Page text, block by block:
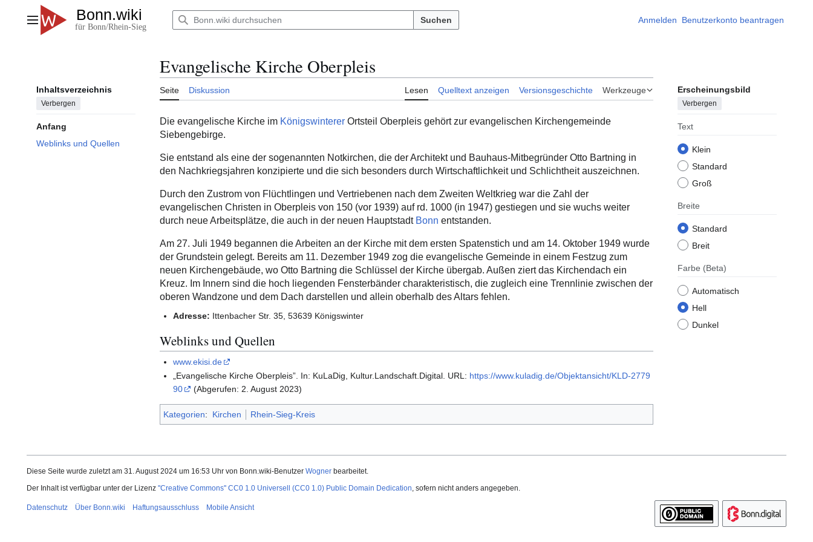
springenHauptmenü Suchen Anmelden Benutzerkonto beantragen
Inhaltsverzeichnis
Verbergen
Anfang
Weblinks und Quellen
Evangelische Kirche Oberpleis
Seite Diskussion Lesen Quelltext anzeigen Versionsgeschichte Werkzeuge Erscheinungsbild
Verbergen
Text
Klein
Standard
Groß
Breite
Standard
Breit
Farbe (Beta)
Automatisch
Hell
Dunkel
Die evangelische Kirche im Königswinterer Ortsteil Oberpleis gehört zur evangelischen Kirchengemeinde
Siebengebirge.
Sie entstand als eine der sogenannten Notkirchen, die der Architekt und Bauhaus-Mitbegründer Otto Bartning in
den Nachkriegsjahren konzipierte und die sich besonders durch Wirtschaftlichkeit und Schlichtheit auszeichnen.
Durch den Zustrom von Flüchtlingen und Vertriebenen nach dem Zweiten Weltkrieg war die Zahl der
evangelischen Christen in Oberpleis von 150 (vor 1939) auf rd. 1000 (in 1947) gestiegen und sie wuchs weiter
durch neue Arbeitsplätze, die auch in der neuen Hauptstadt Bonn entstanden.
Am 27. Juli 1949 begannen die Arbeiten an der Kirche mit dem ersten Spatenstich und am 14. Oktober 1949 wurde
der Grundstein gelegt. Bereits am 11. Dezember 1949 zog die evangelische Gemeinde in einem Festzug zum
neuen Kirchengebäude, wo Otto Bartning die Schlüssel der Kirche übergab. Außen ziert das Kirchendach ein
Kreuz. Im Innern sind die hoch liegenden Fensterbänder charakteristisch, die zugleich eine Trennlinie zwischen der
oberen Wandzone und dem Dach darstellen und allein oberhalb des Altars fehlen.
Adresse: Ittenbacher Str. 35, 53639 Königswinter
Weblinks und Quellen
www.ekisi.de
„Evangelische Kirche Oberpleis”. In: KuLaDig, Kultur.Landschaft.Digital. URL: https://www.kuladig.de/Objektansicht/KLD-2779
90
(Abgerufen: 2. August 2023)
Kategorien: Kirchen Rhein-Sieg-Kreis
Diese Seite wurde zuletzt am 31. August 2024 um 16:53 Uhr von Bonn.wiki-Benutzer Wogner bearbeitet.
Der Inhalt ist verfügbar unter der Lizenz ''Creative Commons'' CC0 1.0 Universell (CC0 1.0) Public Domain Dedication, sofern nicht anders angegeben.
Datenschutz Über Bonn.wiki Haftungsausschluss Mobile Ansicht